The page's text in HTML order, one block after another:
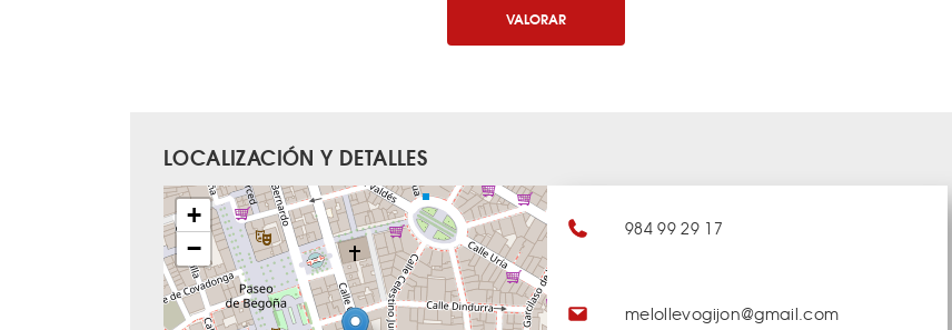
VALORAR
LOCALIZACIÓN Y DETALLES
+
−
984 99 29 17
melollevogijon@gmail.com